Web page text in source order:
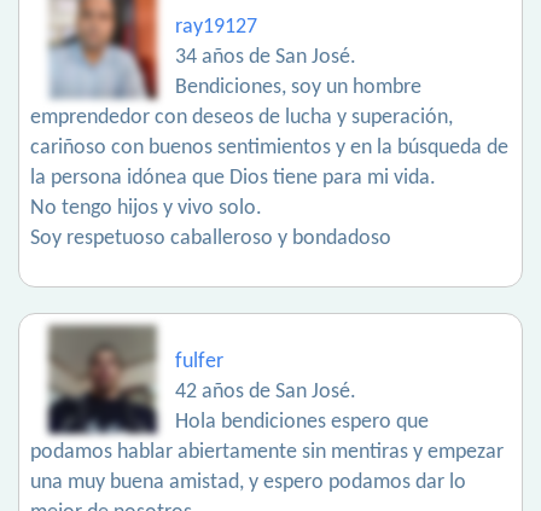
ray19127
34 años de San José.
Bendiciones, soy un hombre
emprendedor con deseos de lucha y superación,
cariñoso con buenos sentimientos y en la búsqueda de
la persona idónea que Dios tiene para mi vida.
No tengo hijos y vivo solo.
Soy respetuoso caballeroso y bondadoso
fulfer
42 años de San José.
Hola bendiciones espero que
podamos hablar abiertamente sin mentiras y empezar
una muy buena amistad, y espero podamos dar lo